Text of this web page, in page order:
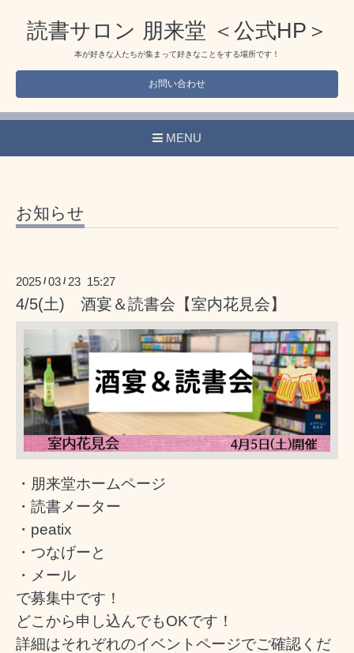
読書サロン 朋来堂 ＜公式HP＞
本が好きな人たちが集まって好きなことをする場所です！
お問い合わせ
MENU
お知らせ
2025 /03 / 23 15:27
4/5(土) 酒宴＆読書会【室内花見会】
・朋来堂ホームページ
・読書メーター
・peatix
・つなげーと
・メール
で募集中です！
どこから申し込んでもOKです！
詳細はそれぞれのイベントページでご確認くだ